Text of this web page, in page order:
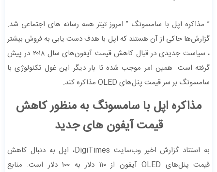
” مذاکره اپل با سامسونگ ” امروز تیتر همه رسانه های اجتماعی شد.
گزارش‌ها حاکی از آن هستند که اپل با هدف دست یابی به فروش بیشتر
، سیاست جدیدی در قبال کاهش قیمت آیفون‌های سال ۲۰۱۸ در پیش
گرفته است. همین امر موجب شده تا بار دیگر این غول تکنولوژی با
سامسونگ بر سر قیمت پنل‌های OLED مذاکره کند.
مذاکره اپل با سامسونگ به منظور کاهش
قیمت آیفون های جدید
به استناد گزارش اخیر وب‌سایت DigiTimes، اپل به دنبال کاهش
قیمت پنل‌های OLED آیفون از ۱۱۰ دلار به ۱۰۰ دلار است. منابع